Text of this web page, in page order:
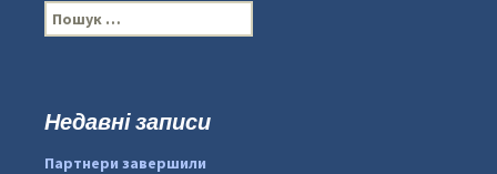
#PipIvanToday
pimrec_project
П
о
:Недавні записи
Партнери завершили